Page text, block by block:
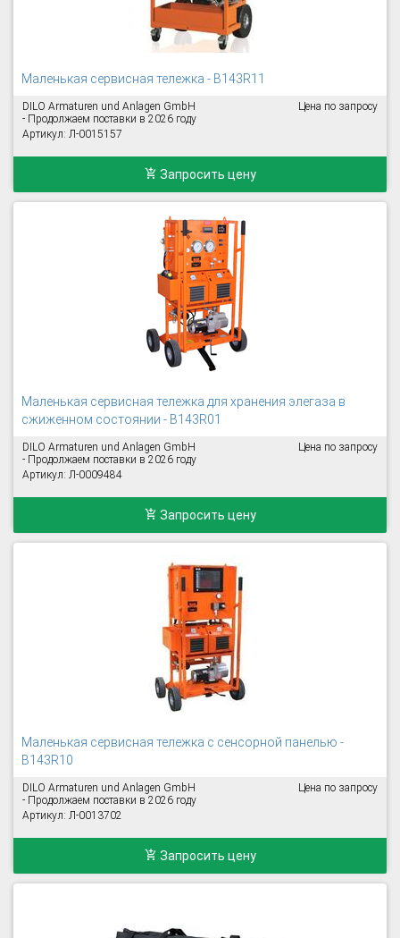
Маленькая сервисная тележка - B143R11
DILO Armaturen und Anlagen GmbH
- Продолжаем поставки в 2026 году
Артикул: Л-0015157
Цена по запросу
Запросить цену
Маленькая сервисная тележка для хранения элегаза в
сжиженном состоянии - B143R01
DILO Armaturen und Anlagen GmbH
- Продолжаем поставки в 2026 году
Артикул: Л-0009484
Цена по запросу
Запросить цену
Маленькая сервисная тележка с сенсорной панелью -
B143R10
DILO Armaturen und Anlagen GmbH
- Продолжаем поставки в 2026 году
Артикул: Л-0013702
Цена по запросу
Запросить цену